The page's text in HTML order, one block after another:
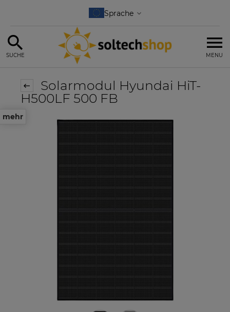
MENU
SUCHE
mehr
Solarmodul Hyundai HiT-
H500LF 500 FB